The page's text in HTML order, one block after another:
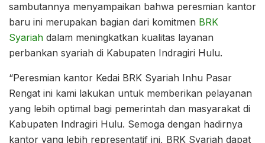
sambutannya menyampaikan bahwa peresmian kantor
baru ini merupakan bagian dari komitmen BRK
Syariah dalam meningkatkan kualitas layanan
perbankan syariah di Kabupaten Indragiri Hulu.
“Peresmian kantor Kedai BRK Syariah Inhu Pasar
Rengat ini kami lakukan untuk memberikan pelayanan
yang lebih optimal bagi pemerintah dan masyarakat di
Kabupaten Indragiri Hulu. Semoga dengan hadirnya
kantor yang lebih representatif ini, BRK Syariah dapat